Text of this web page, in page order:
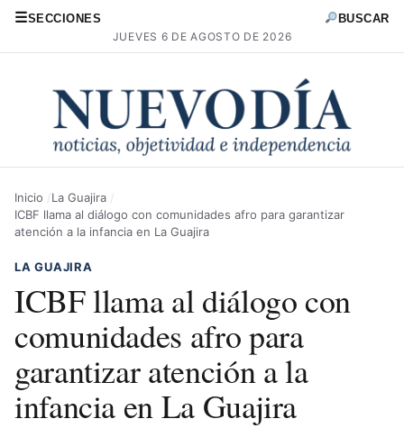
☰SECCIONES
JUEVES 6 DE AGOSTO DE 2026
BUSCAR
Inicio
La Guajira
ICBF llama al diálogo con comunidades afro para garantizar
atención a la infancia en La Guajira
LA GUAJIRA
ICBF llama al diálogo con
comunidades afro para
garantizar atención a la
infancia en La Guajira